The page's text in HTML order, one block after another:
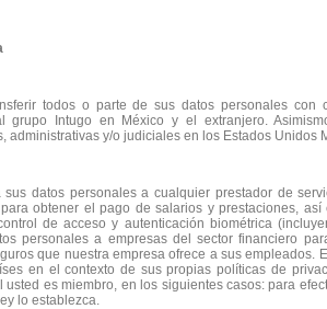
todos o parte de sus datos personales
grupo Intugo en México y el extranjero.
administrativas y/o judiciales en los Estados
sus datos personales a cualquier prestador de
obtener el pago de salarios y prestaciones,
de acceso y autenticación biométrica
personales a empresas del sector financiero
que nuestra empresa ofrece a sus empleados.
en el contexto de sus propias políticas de
usted es miembro, en los siguientes casos: para
lo establezca.